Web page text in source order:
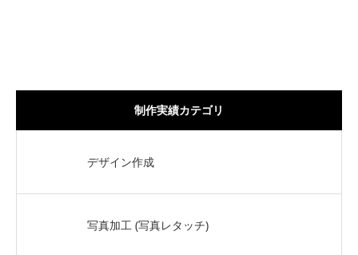
制作実績カテゴリ
デザイン作成
写真加工 (写真レタッチ)